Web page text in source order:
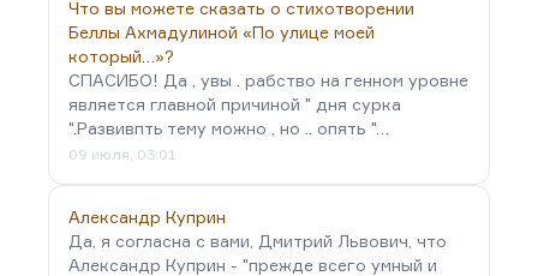
Что вы можете сказать о стихотворении
Беллы Ахмадулиной «По улице моей
который…»?
СПАСИБО! Да , увы . рабство на генном уровне
является главной причиной " дня сурка
".Развивпть тему можно , но .. опять "…
09 июля, 03:01
Александр Куприн
Да, я согласна с вами, Дмитрий Львович, что
Александр Куприн - "прежде всего умный и